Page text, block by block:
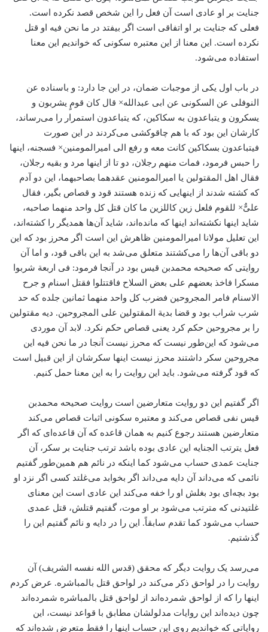
جنایت بر او عادی است آن فعل را این شخص قصد نکرده است.
فعلی که جنایت بر او اتفاقی است اگر بیفتد در ما نحن فیه او قتل
نکرده است. این معنا از این معتبره سکونی که خواندیم این معنا
استفاده می‌شود.
در باب اول یکی از موجبات ضمان، در این جا دارد: و باسناده عن
النوفلی عن السکونی عن ابی عبدالله× قال کان قومٍ یشربون و
یسکرون و یتباعدون به سکاکین، که یتباعدون استمرار را می‌رساند،
کارشان این بود که با هم چاقوکشی می‌کردند در این صورت
فیتباعدون بسکاکین کانت معه و رفع الی امیرالمومنین× فسجنه، اینها
را حبس فرمود، فمات منهم رجلان، دو تا از اینها مرد و بقیه رجلان،
فقال اهل المقتولین یا امیرالمومنین عقدهما بصاحبهما، این دو آدم
که کشته شدند از اینهایی که زنده هستند قود و قصاص بگیر، فقال
علیٌّ× للقوم فلعل زین کاللزین ما کان قتل کل واحد منهما صاحبه،
شاید اینها نکشته‌اند اینها که مانده‌اند، شاید آن‌ها همدیگر را کشته‌اند،
این تعلیل مولانا امیرالمومنین ظاهرش این است اگر محرز بود که این
دو باقی آن‌ها را می‌کشتند متعلق می‌شد به این باقی قود، و اما آن
روایتی که صحیحه محمد‌بن قیس بود در آنجا فرمود: فی اربعة شربوا
مسکرا فاخذ بعضهم علی بعض السلاح فاقتتلوا فقتل اسنام و جرح
الاسنام فامر المجروحین فضرب کل واحد منهما ثمانین جلده که حد
شرب شراب بود و قضا بدیة المقتولین علی المجروحین. دیه مقتولین
را بر مجروحین حکم کرد یعنی قصاص حکم نکرد. لابد آن موردی
می‌شود که این‌طور نیست که محرز نیست آنجا در ما نحن فیه این
مجروحین سکر داشتند محرز نیست اینها سکرشان از این قبیل است
که قود گرفته می‌شود. باید این روایت را به این معنا حمل کنیم.
اگر گفتیم این دو روایت متعارضین است روایت صحیحه محمد‌بن
قیس نفی قصاص می‌کند و معتبره سکونی اثبات قصاص می‌کند
متعارضین هستند رجوع کنیم به همان قاعده که آن قاعده‌ای که اگر
فعل یترتب الجنایه این عادی بوده باشد ترتب جنایت بر سکر، آن
جنایت عمدی حساب می‌شود کما اینکه در نائم هم همین‌طور گفتیم
نائمی که می‌داند آن دایه می‌داند اگر بخوابد می‌غلتد کسی اگر نزد او
بود بچه‌ای بود بغلش او را خفه می‌کند این عادی است این معنای
غلتیدنی که مترتب می‌شود بر او موت، گفتیم قتلش، قتل عمدی
حساب می‌شود کما تقدم سابقاً. این را در دایه و نائم گفتیم این را
گذشتیم.
می‌رسد یک روایت دیگر که محقق (قدس الله نفسه الشریف) آن
روایت را در لواحق ذکر می‌کند در لواحق قتل بالمباشره. عرض کردم
اینها را که از لواحق شمرده‌اند از لواحق قتل بالمباشره شمرده‌اند
چون دیده‌اند این روایات مدلولشان مطابق با قواعد نیست، این
روایاتی که خواندیم روی این حساب اینها را فقط متعرض شده‌اند که